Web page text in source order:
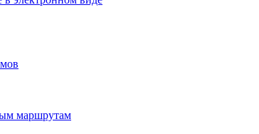
маршрутам